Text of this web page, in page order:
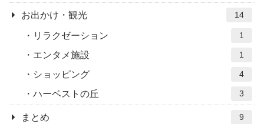
お出かけ・観光 14
リラクゼーション 1
エンタメ施設 1
ショッピング 4
ハーベストの丘 3
まとめ 9